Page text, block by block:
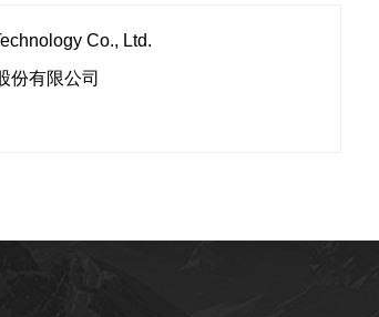
Co., Ltd.
份有限公司